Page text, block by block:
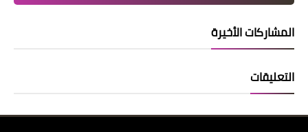
المشاركات الأخيرة
التعليقات